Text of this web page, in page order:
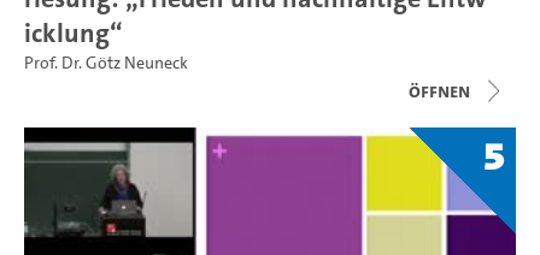
icklung“
Prof. Dr. Götz Neuneck
Öffnen
5